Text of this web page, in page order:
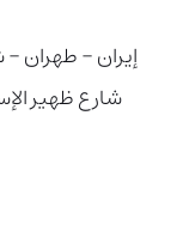
إيران - طهران -
شارع ظهیر